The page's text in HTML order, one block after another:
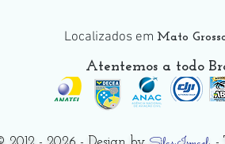
Localizados em Mato
Atentemos a todo